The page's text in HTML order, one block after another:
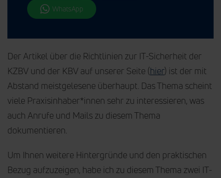
WhatsApp
Der Artikel über die Richtlinien zur IT-Sicherheit der
KZBV und der KBV auf unserer Seite (hier) ist der mit
Abstand meistgelesene überhaupt. Das Thema scheint
viele Praxisinhaber*innen sehr zu interessieren, was
auch Anrufe und Mails zu diesem Thema
dokumentieren.
Um Ihnen weitere Hintergründe und den praktischen
Bezug aufzuzeigen, habe ich zu diesem Thema zwei IT-